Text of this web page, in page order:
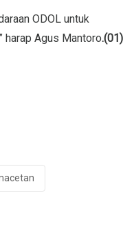
ODOL untuk
harap Agus Mantoro.(01)